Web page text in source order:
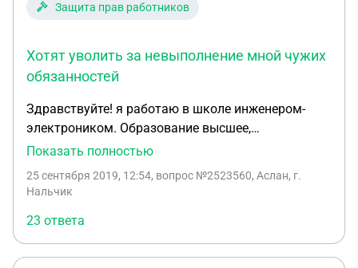
Защита прав работников
Хотят уволить за невыполнение мной чужих
обязанностей
Здравствуйте! я работаю в школе инженером-
электроником. Образование высшее,
программист. Пока нет учителя информатики
на первый урок, так как не знал что расписание
потребовали объяснительную. Написал и отдал.
Директор мне сказала что мы с ней расстанемся
и дала понять что уволит меня. Правомерны ли ее
Показать полностью
25 сентября 2019, 12:54, вопрос №2523560, Аслан, г.
Нальчик
23 ответа